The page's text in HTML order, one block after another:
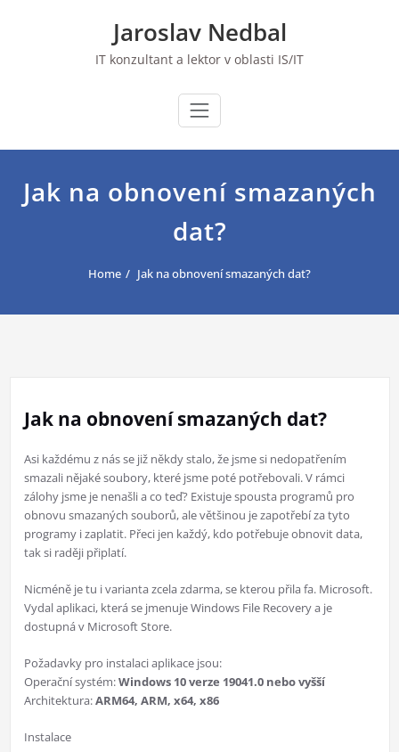
Jaroslav Nedbal
IT konzultant a lektor v oblasti IS/IT
Jak na obnovení smazaných
dat?
Home Jak na obnovení smazaných dat?
Jak na obnovení smazaných dat?
Asi každému z nás se již někdy stalo, že jsme si nedopatřením
smazali nějaké soubory, které jsme poté potřebovali. V rámci
zálohy jsme je nenašli a co teď? Existuje spousta programů pro
obnovu smazaných souborů, ale většinou je zapotřebí za tyto
programy i zaplatit. Přeci jen každý, kdo potřebuje obnovit data,
tak si raději připlatí.
Nicméně je tu i varianta zcela zdarma, se kterou přila fa. Microsoft.
Vydal aplikaci, která se jmenuje Windows File Recovery a je
dostupná v Microsoft Store.
Požadavky pro instalaci aplikace jsou:
Operační systém:Windows 10 verze 19041.0 nebo vyšší
Architektura:ARM64, ARM, x64, x86
Instalace